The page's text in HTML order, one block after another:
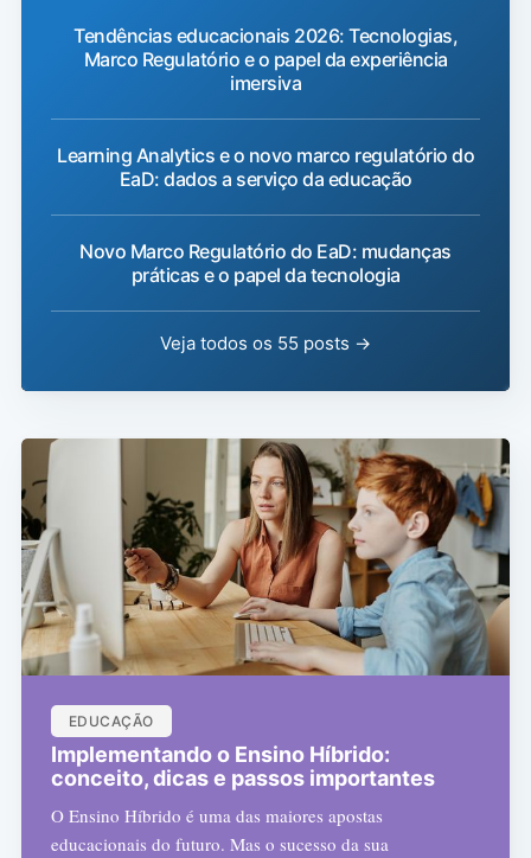
Tendências educacionais 2026: Tecnologias,
Marco Regulatório e o papel da experiência
imersiva
Learning Analytics e o novo marco regulatório do
EaD: dados a serviço da educação
Novo Marco Regulatório do EaD: mudanças
práticas e o papel da tecnologia
Veja todos os 55 posts →
EDUCAÇÃO
Implementando o Ensino Híbrido:
conceito, dicas e passos importantes
O Ensino Híbrido é uma das maiores apostas
educacionais do futuro. Mas o sucesso da sua